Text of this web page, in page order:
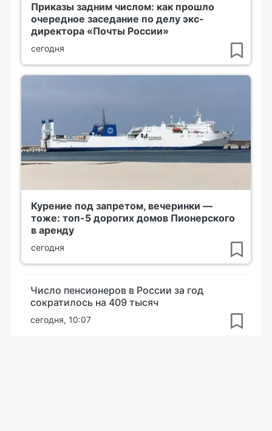
Приказы задним числом: как прошло
очередное заседание по делу экс-
директора «Почты России»
сегодня
Курение под запретом, вечеринки —
тоже: топ-5 дорогих домов Пионерского
в аренду
сегодня
Число пенсионеров в России за год
сократилось на 409 тысяч
сегодня, 10:07